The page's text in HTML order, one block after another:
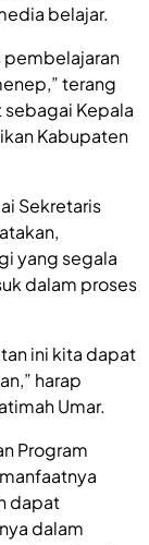
belajar.
pembelajaran
terang
Kepala
Kabupaten
Sekretaris
yang segala
dalam proses
ini kita dapat
harap
Umar.
Program
dapat
dalam